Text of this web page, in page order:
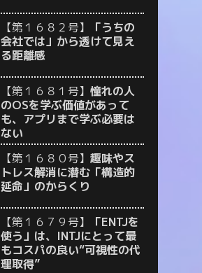
【第１６８２号】
「うちの
会社では」から透けて見え
る距離感
【第１６８１号】 憧れの人
のOSを学ぶ価値があって
も、アプリまで学ぶ必要は
ない
【第１６８０号】 趣味やス
トレス解消に潜む「構造的
延命」のからくり
【第１６７９号】
「ENTJを
使う」は、INTJにとって最
もコスパの良い“可視性の代
理取得”